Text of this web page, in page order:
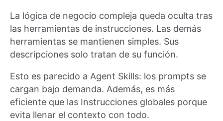
La lógica de negocio compleja queda oculta tras
las herramientas de instrucciones. Las demás
herramientas se mantienen simples. Sus
descripciones solo tratan de su función.
Esto es parecido a Agent Skills: los prompts se
cargan bajo demanda. Además, es más
eficiente que las Instrucciones globales porque
evita llenar el contexto con todo.